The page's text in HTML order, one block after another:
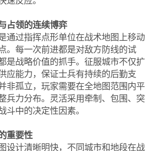
占领的连续博弈
通过指挥点形单位在战术地图上移动
。每一次前进都是对敌方防线的试
是战略价值的抓手。征服城市不仅扩
应能力，保证士兵有持续的后勤支
非孤立，玩家需要在全地图范围内平
兵力分布。灵活采用牵制、包围、突
斗中的决定性因素。
重要性
设计清晰明快，不同城市和地段在战